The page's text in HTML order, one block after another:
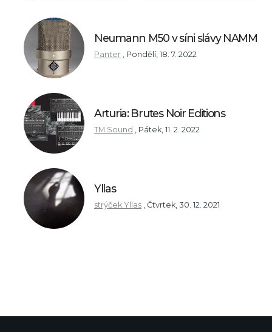
Neumann M50 v síni slávy NAMM
Panter , Pondělí, 18. 7. 2022
Arturia: Brutes Noir Editions
TM Sound , Pátek, 11. 2. 2022
Yllas
strýček Yllas , Čtvrtek, 30. 12. 2021